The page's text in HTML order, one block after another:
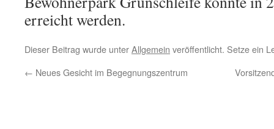
erreicht werden.
Dieser Beitrag wurde unterAllgemein veröffentlicht. Setze ein
← Neues Gesicht im Begegnungszentrum